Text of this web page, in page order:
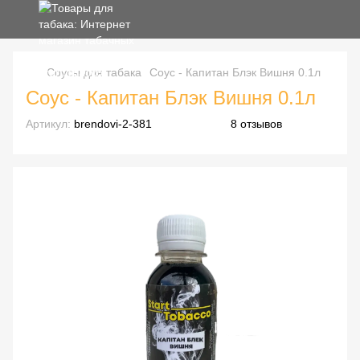
Соусы для табака Соус - Капитан Блэк Вишня 0.1л
Соус - Капитан Блэк Вишня 0.1л
Артикул: brendovi-2-381 8 отзывов